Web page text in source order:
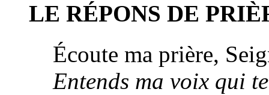
LE RÉPONS DE
Écoute ma prière,
Entends ma voix qui